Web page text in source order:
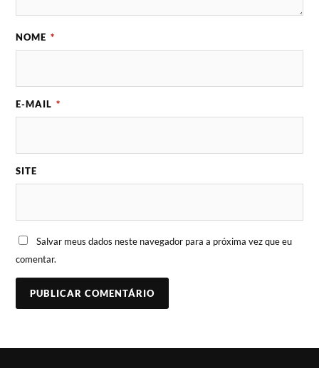
NOME *
E-MAIL *
SITE
Salvar meus dados neste navegador para a próxima vez que eu
comentar.